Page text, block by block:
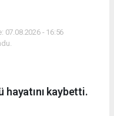
07.08.2026 - 16:56
hayatını kaybetti.